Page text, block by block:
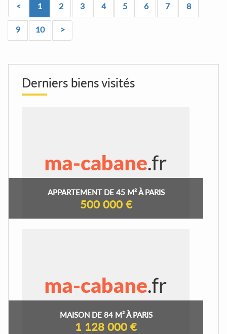
< 1 2 3 4 5 6 7 8
9 10 >
Derniers biens visités
APPARTEMENT DE 45 M² À PARIS
500 000 €
MAISON DE 84 M² À PARIS
1 128 000 €